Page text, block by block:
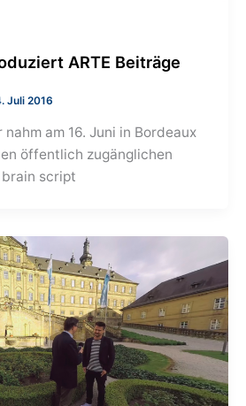
ARTE Beiträge
Juli 2016
nahm am 16. Juni in Bordeaux
öffentlich zugänglichen
script